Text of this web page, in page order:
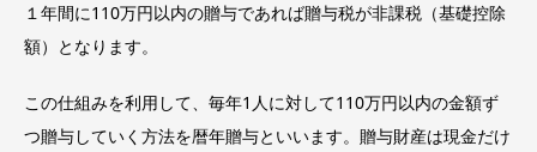
１年間に110万円以内の贈与であれば贈与税が非課税（基礎控除
額）となります。
この仕組みを利用して、毎年1人に対して110万円以内の金額ず
つ贈与していく方法を暦年贈与といいます。贈与財産は現金だけ